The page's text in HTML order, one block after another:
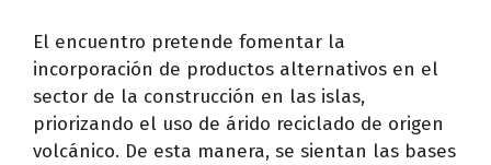
El encuentro pretende fomentar la
incorporación de productos alternativos en el
sector de la construcción en las islas,
priorizando el uso de árido reciclado de origen
volcánico. De esta manera, se sientan las bases